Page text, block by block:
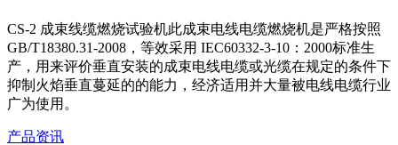
CS-2 成束线缆燃烧试验机此成束电线电缆燃烧机是严格按照
GB/T18380.31-2008，等效采用 IEC60332‐3‐10：2000标准生
产，用来评价垂直安装的成束电线电缆或光缆在规定的条件下
抑制火焰垂直蔓延的的能力，经济适用并大量被电线电缆行业
广为使用。
产品资讯